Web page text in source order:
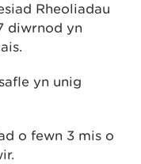
Rheoliadau
diwrnod yn
yn unig
o fewn 3 mis o